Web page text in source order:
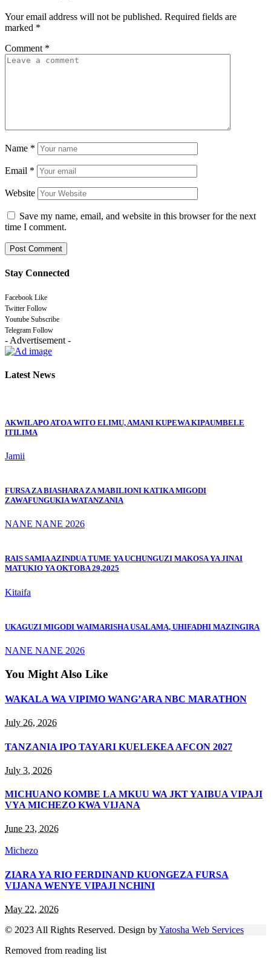
Your email address will not be published. Required fields are
marked *
Comment *
Name *
Email *
Website
Save my name, email, and website in this browser for the next
time I comment.
Stay Connected
Facebook Like
Twitter Follow
Youtube Subscribe
Telegram Follow
- Advertisement -
Latest News
AKWILAPO ATOA WITO ELIMU, AMANI KUPEWA KIPAUMBELE
ITILIMA
Jamii
FURSA ZA BIASHARA ZA MABILIONI KATIKA MIGODI
ZAWAFUNGUKIA WATANZANIA
NANE NANE 2026
RAIS SAMIA AZINDUA TUME YA UCHUNGUZI MAKOSA YA JINAI
MATUKIO YA OKTOBA 29,2025
Kitaifa
UKAGUZI MIGODI WAIMARISHA USALAMA, UHIFADHI MAZINGIRA
NANE NANE 2026
You Might Also Like
WAKALA WA VIPIMO WANG’ARA NBC MARATHON
July 26, 2026
TANZANIA IPO TAYARI KUELEKEA AFCON 2027
July 3, 2026
MICHUANO KOMBE LA MKUU WA JKT YAIBUA VIPAJI
VYA MICHEZO KWA VIJANA
June 23, 2026
Michezo
ZIARA YA RIO FERDINAND KUONGEZA FURSA
VIJANA WENYE VIPAJI NCHINI
May 22, 2026
© 2023 All Rights Reserved. Design byYatosha Web Services
Removed from reading list